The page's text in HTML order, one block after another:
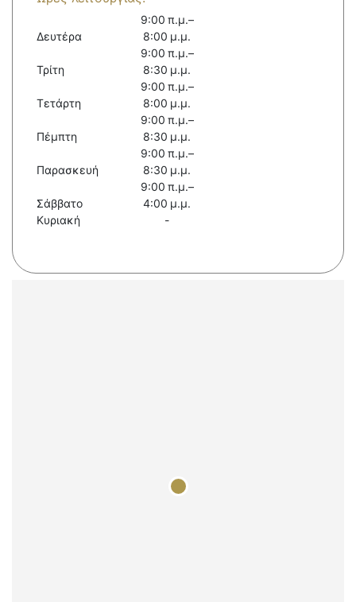
Δευτέρα
9:00 π.μ.–
8:00 μ.μ.
Τρίτη
9:00 π.μ.–
8:30 μ.μ.
Τετάρτη
9:00 π.μ.–
8:00 μ.μ.
Πέμπτη
9:00 π.μ.–
8:30 μ.μ.
Παρασκευή
9:00 π.μ.–
8:30 μ.μ.
Σάββατο
9:00 π.μ.–
4:00 μ.μ.
Κυριακή
-